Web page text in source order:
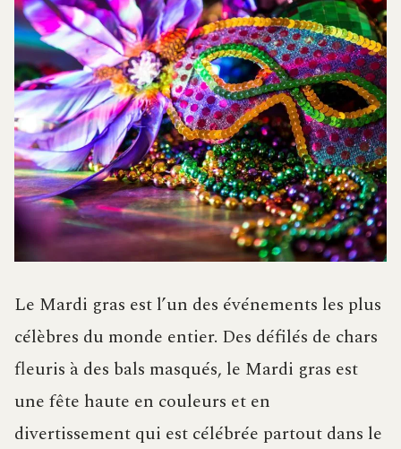
Le Mardi gras est l’un des événements les plus
célèbres du monde entier. Des défilés de chars
fleuris à des bals masqués, le Mardi gras est
une fête haute en couleurs et en
divertissement qui est célébrée partout dans le